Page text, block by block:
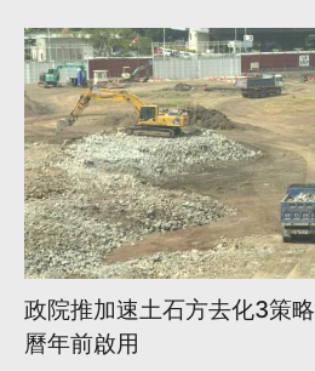
政院推加速土石方去化3策
曆年前啟用